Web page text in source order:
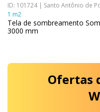
ID: 101724 | Santo Antônio de
1 m2
Tela de sombreamento
3000 mm
Ofertas